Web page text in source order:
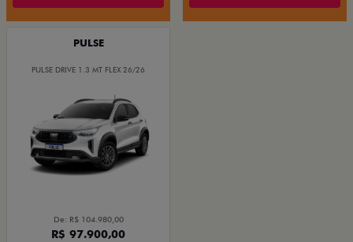
PULSE
PULSE DRIVE 1.3 MT FLEX 26/26
De: R$ 104.980,00
R$ 97.900,00